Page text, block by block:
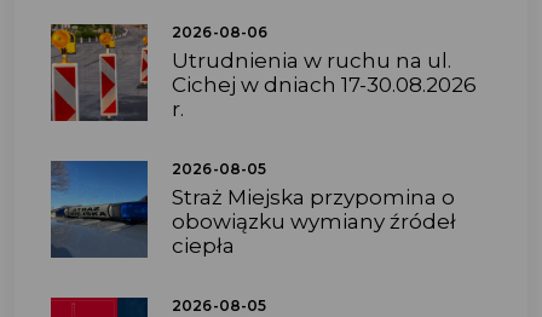
2026-08-06
Utrudnienia w ruchu na ul.
Cichej w dniach 17-30.08.2026
r.
2026-08-05
Straż Miejska przypomina o
obowiązku wymiany źródeł
ciepła
2026-08-05